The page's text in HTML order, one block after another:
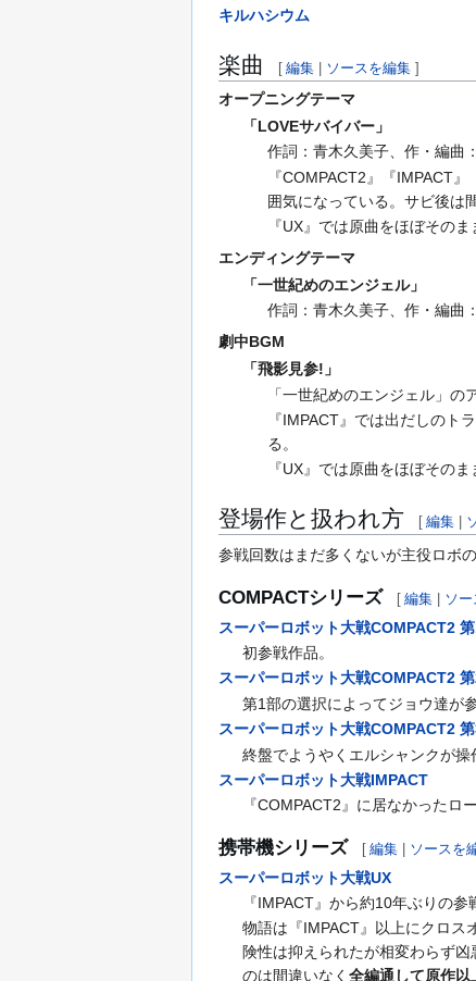
キルハシウム
楽曲 [ 編集 ソースを編集 ]
オープニングテーマ
「LOVEサバイバー」
作詞：青木久美子、作・編曲
『COMPACT2』『IMPACT
囲気になっている。サビ後は
『UX』では原曲をほぼその
エンディングテーマ
「一世紀めのエンジェル」
作詞：青木久美子、作・編曲
劇中BGM
「飛影見参!」
「一世紀めのエンジェル」
『IMPACT』では出だしのト
る。
『UX』では原曲をほぼその
登場作と扱われ方 [ 編集
参戦回数はまだ多くないが主役ロボ
COMPACTシリーズ [ 編集 ソ
スーパーロボット大戦COMPACT2
初参戦作品。
スーパーロボット大戦COMPACT2
第1部の選択によってジョウ達が
スーパーロボット大戦COMPACT2
終盤でようやくエルシャンクが操
スーパーロボット大戦IMPACT
『COMPACT2』に居なかった
携帯機シリーズ [ 編集 | ソースを
スーパーロボット大戦UX
『IMPACT』から約10年ぶりの
物語は『IMPACT』以上にクロス
険性は抑えられたが相変わらず凶
のは間違いなく全編通して原作以